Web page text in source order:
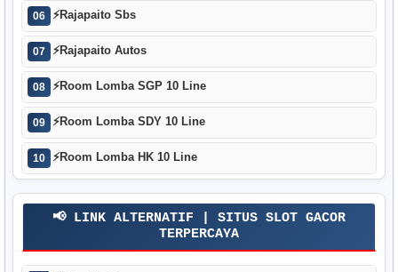
06 ⚡Rajapaito Sbs
07 ⚡Rajapaito Autos
08 ⚡Room Lomba SGP 10 Line
09 ⚡Room Lomba SDY 10 Line
10 ⚡Room Lomba HK 10 Line
📢 LINK ALTERNATIF | SITUS SLOT GACOR
TERPERCAYA